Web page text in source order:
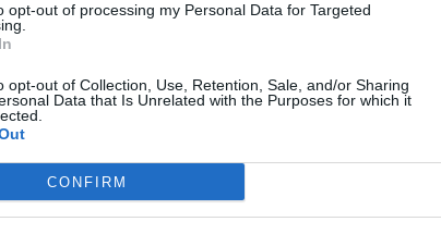
opt-out of processing my Personal Data for Targeted
opt-out of Collection, Use, Retention, Sale, and/or Sharing
Data that Is Unrelated with the Purposes for which it
CONFIRM
Empresas és un projecte personal de Juan Roig,
va invertir 300 milions en l'execució de les
quadrats i estan situades a la Marina de